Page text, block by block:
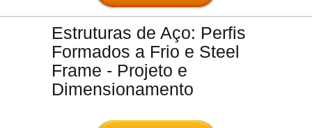
Estruturas de Aço: Perfis
Formados a Frio e Steel
Frame - Projeto e
Dimensionamento